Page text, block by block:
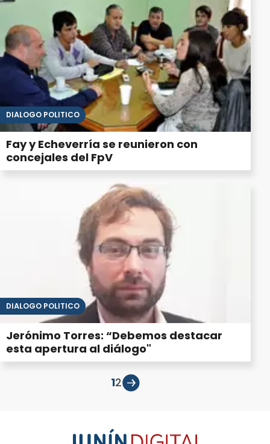
DIÁLOGO POLÍTICO
Fay y Echeverría se reunieron con
concejales del FpV
DIÁLOGO POLÍTICO
Jerónimo Torres: “Debemos destacar
esta apertura al diálogo"
12